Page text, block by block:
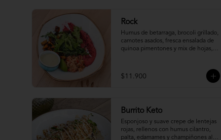
Rock
Humus de betarraga, brocoli grillado,
camotes asados, fresca ensalada de
quinoa pimentones y mix de hojas,
$11.900
Burrito Keto
Esponjoso y suave crepe de lentejas
rojas, rellenos con humus cilantro,
palta, edamames y champiñones al